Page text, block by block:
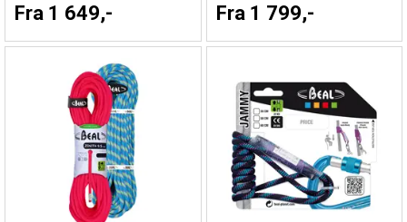
Fra 1 649,- Fra 1 799,-